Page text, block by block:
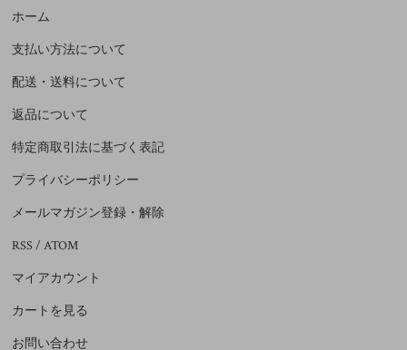
ホーム
支払い方法について
配送・送料について
返品について
特定商取引法に基づく表記
プライバシーポリシー
メールマガジン登録・解除
RSS/ATOM
マイアカウント
カートを見る
お問い合わせ